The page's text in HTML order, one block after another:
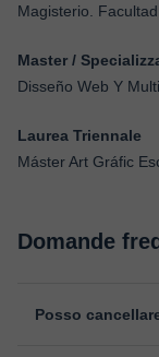
Magisterio.
Master /
Disseño Web Y
Laurea Triennale
Máster Art Gráfic
Domande
Posso